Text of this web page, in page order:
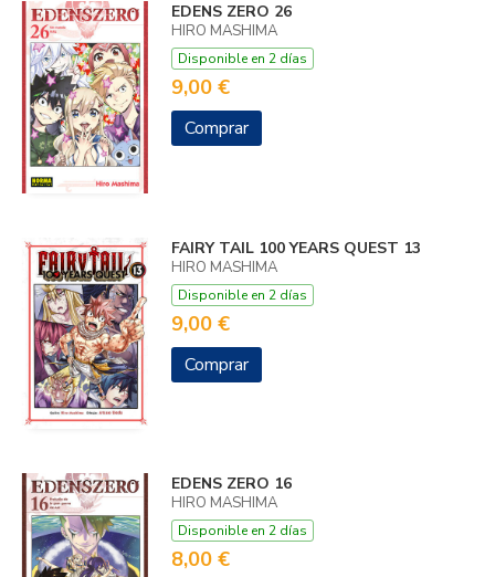
EDENS ZERO 26
HIRO MASHIMA
Disponible en 2 días
9,00 €
Comprar
FAIRY TAIL 100 YEARS QUEST 13
HIRO MASHIMA
Disponible en 2 días
9,00 €
Comprar
EDENS ZERO 16
HIRO MASHIMA
Disponible en 2 días
8,00 €